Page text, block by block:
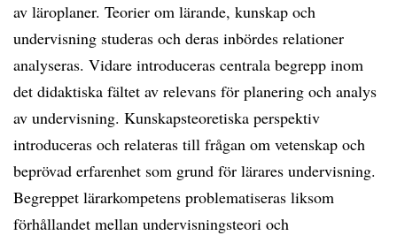
av läroplaner. Teorier om lärande, kunskap och
undervisning studeras och deras inbördes relationer
analyseras. Vidare introduceras centrala begrepp inom
det didaktiska fältet av relevans för planering och analys
av undervisning. Kunskapsteoretiska perspektiv
introduceras och relateras till frågan om vetenskap och
beprövad erfarenhet som grund för lärares undervisning.
Begreppet lärarkompetens problematiseras liksom
förhållandet mellan undervisningsteori och